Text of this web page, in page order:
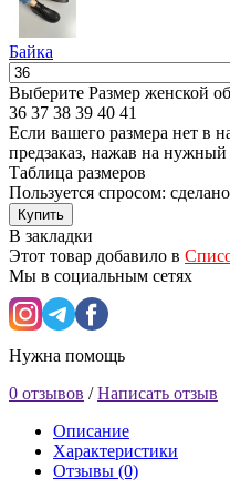
Байка
Выберите Размер женской
36 37 38 39 40 41
Если вашего размера нет в
предзаказ, нажав на нужный
Таблица размеров
Пользуется спросом: сделано
Купить
В закладки
Этот товар добавило в
Мы в социальным сетях
Нужна помощь
0 отзывов /Написать отзыв
Описание
Характеристики
Отзывы (0)